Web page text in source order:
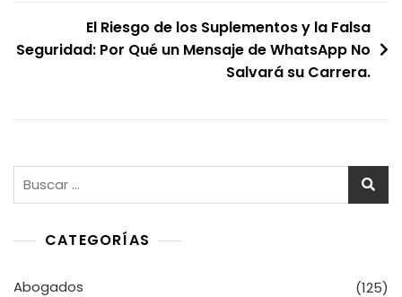
El Riesgo de los Suplementos y la Falsa
Seguridad: Por Qué un Mensaje de WhatsApp No
Salvará su Carrera.
CATEGORÍAS
Abogados (125)